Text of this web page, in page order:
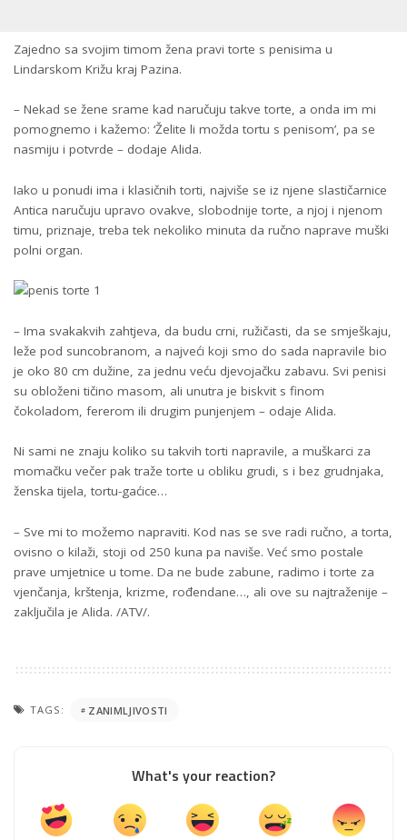
Zajedno sa svojim timom žena pravi torte s penisima u
Lindarskom Križu kraj Pazina.
– Nekad se žene srame kad naručuju takve torte, a onda im mi
pomognemo i kažemo: ‘Želite li možda tortu s penisom’, pa se
nasmiju i potvrde – dodaje Alida.
Iako u ponudi ima i klasičnih torti, najviše se iz njene slastičarnice
Antica naručuju upravo ovakve, slobodnije torte, a njoj i njenom
timu, priznaje, treba tek nekoliko minuta da ručno naprave muški
polni organ.
– Ima svakakvih zahtjeva, da budu crni, ružičasti, da se smješkaju,
leže pod suncobranom, a najveći koji smo do sada napravile bio
je oko 80 cm dužine, za jednu veću djevojačku zabavu. Svi penisi
su obloženi tičino masom, ali unutra je biskvit s finom
čokoladom, fererom ili drugim punjenjem – odaje Alida.
Ni sami ne znaju koliko su takvih torti napravile, a muškarci za
momačku večer pak traže torte u obliku grudi, s i bez grudnjaka,
ženska tijela, tortu-gaćice…
– Sve mi to možemo napraviti. Kod nas se sve radi ručno, a torta,
ovisno o kilaži, stoji od 250 kuna pa naviše. Već smo postale
prave umjetnice u tome. Da ne bude zabune, radimo i torte za
vjenčanja, krštenja, krizme, rođendane…, ali ove su najtraženije –
zaključila je Alida. /ATV/.
TAGS: ZANIMLJIVOSTI
What's your reaction?